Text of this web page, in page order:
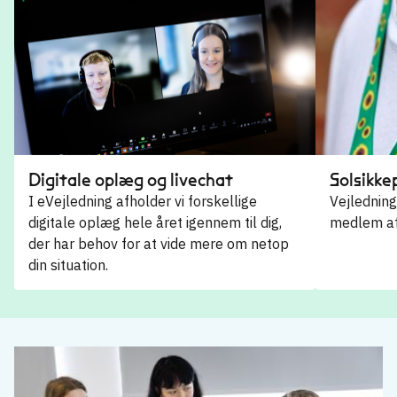
Digitale oplæg og livechat
I eVejledning afholder vi forskellige
digitale oplæg hele året igennem til dig,
der har behov for at vide mere om netop
din situation.
medlem